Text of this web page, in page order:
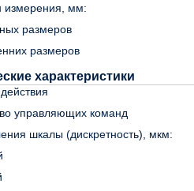
измерения, мм:
размеров
размеров
характеристики
управляющих команд
шкалы (дискретность), мкм: